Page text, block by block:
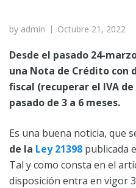
by admin Octubre 21, 2022
Desde el pasado 24-
una Nota de Crédito con
fiscal (recuperar el IVA
pasado de 3 a 6 meses.
Es una buena noticia, que
de la Ley 21398 publicada
Tal y como consta en el
disposición entra en vigor